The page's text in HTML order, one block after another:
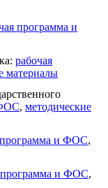
программа и
рабочая
материалы
, методические
программа и ФОС,
программа и ФОС,